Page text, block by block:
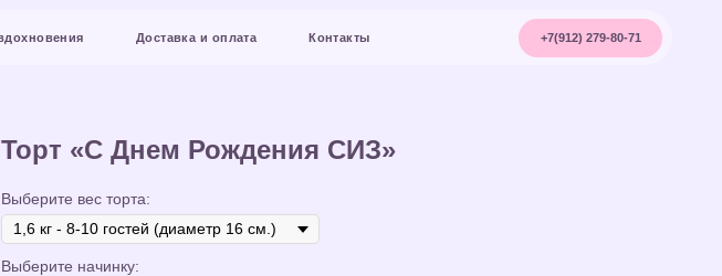
Доставка и оплата Контакты
Торт «С Днем Рождения СИЗ»
Выберите вес торта:
Выберите начинку: